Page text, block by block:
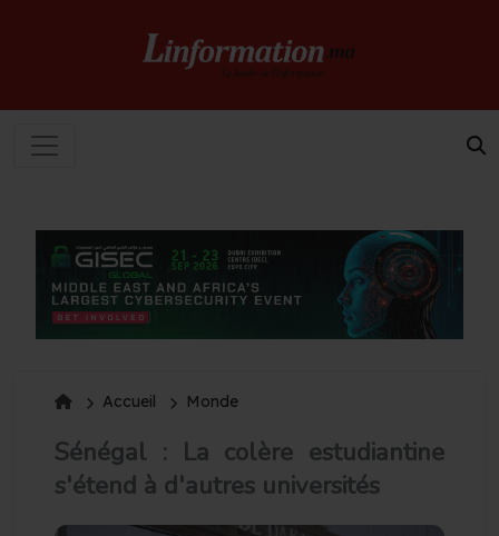
Accueil Monde
Sénégal : La colère estudiantine
s'étend à d'autres universités